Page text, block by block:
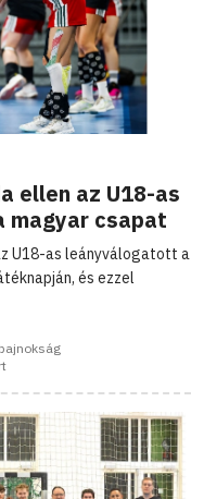
ellen az U18-as
magyar csapat
U18-as leányválogatott a
és ezzel